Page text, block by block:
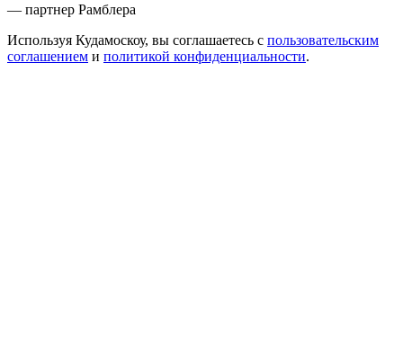
— партнер Рамблера
Используя Кудамоскоу, вы соглашаетесь с пользовательским
соглашением и политикой конфиденциальности.